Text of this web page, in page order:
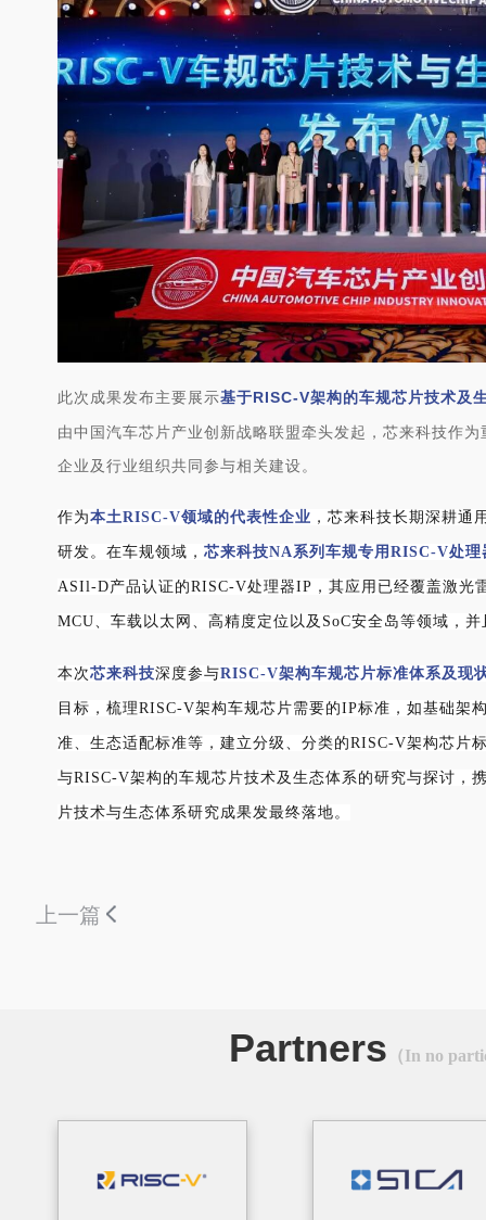
此次成果发布主要展示基于RISC-V架构的车规芯片技术及
由中国汽车芯片产业创新战略联盟牵头发起，芯来科技作
企业及行业组织共同参与相关建设。
作为本土RISC-V领域的代表性企业 ， 芯来科技长期深耕通
研发。 在车规领域， 芯来科技NA系列车规专用RISC-V处理
ASIl-D产品认证的RISC-V处理器IP，其应用已经覆盖激光
MCU、车载以太网、高精度定位以及SoC安全岛等领域，
本次芯来科技深度参与RISC-V架构车规芯片标准体系及现
目标，梳理RISC-V架构车规芯片需要的IP标准，如基础架
准、生态适配标准等，建立分级、分类的RISC-V架构芯片
与RISC-V架构的车规芯片技术及生态体系的研究与探讨，
片技术与生态体系研究成果发最终落地。
上一篇
Partners （In no